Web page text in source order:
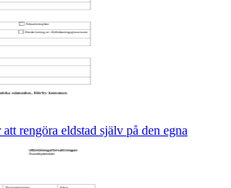
rengöra eldstad själv på den egna